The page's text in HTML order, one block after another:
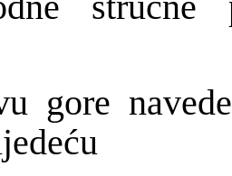
gore